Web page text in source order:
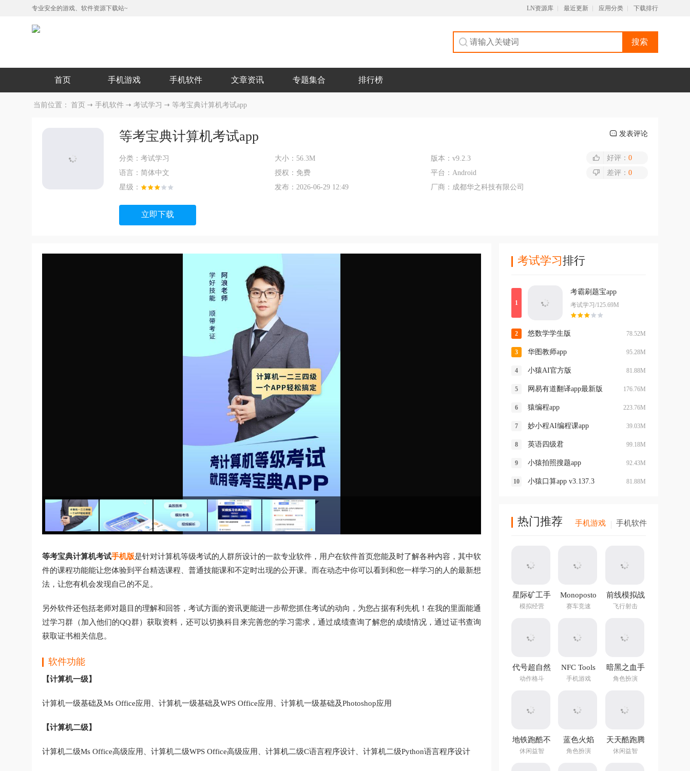
专业安全的游戏、软件资源下载站~ LN资源库 最近更新 应用分类 下载排行
搜索
首页 手机游戏 手机软件 文章资讯 专题集合 排行榜
当前位置： 首页 手机软件 考试学习 等考宝典计算机考试app
等考宝典计算机考试app 发表评论
分类： 考试学习 大小： 56.3M 版本： v9.2.3
语言： 简体中文 授权： 免费 平台： Android
星级：
发布：2026-06-29 12:49 厂商： 成都华之科技有限公司
好评： 0
差评： 0
立即下载
等考宝典计算机考试手机版是针对计算机等级考试的人群所设计的一款专业软件，用户在软件首页您能及时了解各种内容，其中软
件的课程功能能让您体验到平台精选课程、普通技能课和不定时出现的公开课。而在动态中你可以看到和您一样学习的人的最新想
法，让您有机会发现自己的不足。
另外软件还包括老师对题目的理解和回答，考试方面的资讯更能进一步帮您抓住考试的动向，为您占据有利先机！在我的里面能通
过学习群（加入他们的QQ群）获取资料，还可以切换科目来完善您的学习需求，通过成绩查询了解您的成绩情况，通过证书查询
获取证书相关信息。
软件功能
【计算机一级】
计算机一级基础及Ms Office应用、计算机一级基础及WPS Office应用、计算机一级基础及Photoshop应用
【计算机二级】
计算机二级Ms Office高级应用、计算机二级WPS Office高级应用、计算机二级C语言程序设计、计算机二级Python语言程序设计
考试学习排行
考霸刷题宝app
考试学习/125.69M
悠数学学生版 78.52M
华图教师app 95.28M
小猿AI官方版 81.88M
网易有道翻译app最新版 176.76M
猿编程app 223.76M
妙小程AI编程课app 39.03M
英语四级君 99.18M
小猿拍照搜题app 92.43M
小猿口算app v3.137.3 81.88M
热门推荐 手机游戏 手机软件
星际矿工手
游
模拟经营
Monoposto
最新版
赛车竞速
前线模拟战
飞行射击
代号超自然
手游官方版
动作格斗
NFC Tools
PRO官方正
手机游戏
暗黑之血手
游
角色扮演
地铁跑酷不
用实名认证
休闲益智
蓝色火焰
(Blue Fire)
角色扮演
天天酷跑腾
讯游戏
休闲益智